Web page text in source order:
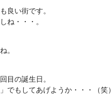
良い街です。
ね・・・。
。
目の誕生日。
でもしてあげようか・・・（笑）